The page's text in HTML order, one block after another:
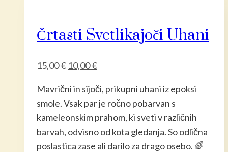
strani
Črtasti Svetlikajoči Uhani
15,00€ Izvirna
je
bila:
15,00 €.
10,00€Trenutna
je:
10,00 €.
Mavrični in sijoči, prikupni uhani iz epoksi
smole. Vsak par je ročno pobarvan s
kameleonskim prahom, ki sveti v različnih
barvah, odvisno od kota gledanja. So odlična
poslastica zase ali darilo za drago osebo. 🌈